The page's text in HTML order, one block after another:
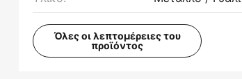
Όλες οι λεπτομέρειες του
προϊόντος